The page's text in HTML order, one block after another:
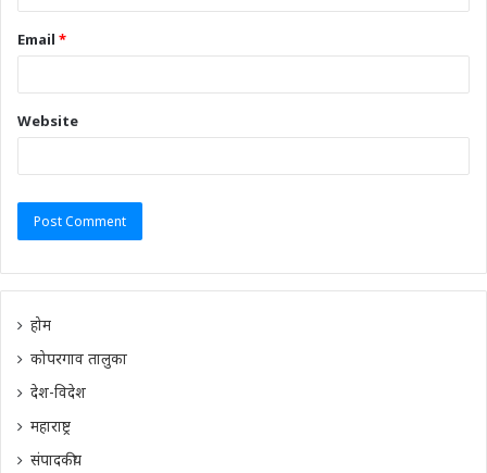
Email *
Website
होम
कोपरगाव तालुका
देश-विदेश
महाराष्ट्र
संपादकीय